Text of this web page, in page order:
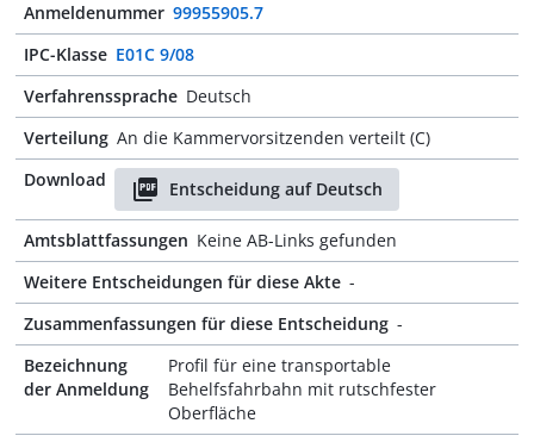
Anmeldenummer 99955905.7
IPC-Klasse E01C 9/08
Verfahrenssprache Deutsch
Verteilung An die Kammervorsitzenden verteilt (C)
Download
Entscheidung auf Deutsch
Amtsblattfassungen Keine AB-Links gefunden
Weitere Entscheidungen für diese Akte -
Zusammenfassungen für diese Entscheidung -
Bezeichnung
der Anmeldung
Profil für eine transportable
Behelfsfahrbahn mit rutschfester
Oberfläche